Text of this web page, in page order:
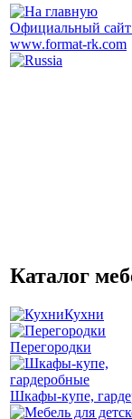
Официальный
www.format-rk.com
Каталог
Кухни
Перегородки
Шкафы-купе,